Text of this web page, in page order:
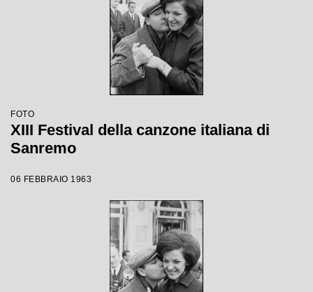
FOTO
XIII Festival della canzone italiana di
Sanremo
06 FEBBRAIO 1963